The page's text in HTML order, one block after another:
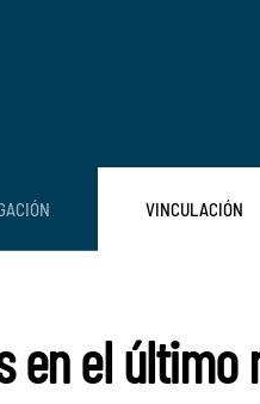
VINCULACIÓN
en el último